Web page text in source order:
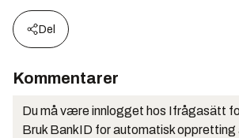
Del
Kommentarer
Du må være innlogget hos Ifrågasätt
Bruk BankID for automatisk oppretting